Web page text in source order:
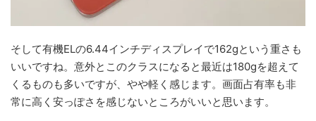
そして有機ELの6.44インチディスプレイで162gという重さも
いいですね。意外とこのクラスになると最近は180gを超えて
くるものも多いですが、やや軽く感じます。画面占有率も非
常に高く安っぽさを感じないところがいいと思います。